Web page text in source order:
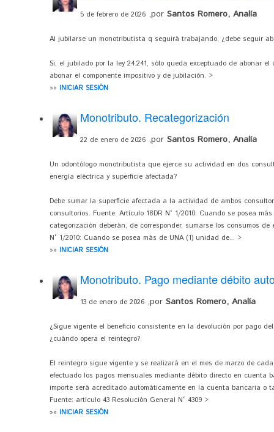
5 de febrero de 2026 ,por Santos Romero, Analía
Al jubilarse un monotributista q seguirá trabajando, ¿debe seguir
Si, el jubilado por la ley 24.241, sólo queda exceptuado de abonar
abonar el componente impositivo y de jubilación. >
»» INICIAR SESIÓN
Monotributo. Recategorización
22 de enero de 2026 ,por Santos Romero, Analía
Un odontólogo monotributista que ejerce su actividad en dos
energía eléctrica y superficie afectada?
Debe sumar la superficie afectada a la actividad de ambos
consultorios. Fuente: Artículo 18DR N° 1/2010: Cuando se posea
categorización deberán, de corresponder, sumarse los consumos
N° 1/2010: Cuando se posea más de UNA (1) unidad de... >
»» INICIAR SESIÓN
Monotributo. Pago mediante débito
13 de enero de 2026 ,por Santos Romero, Analía
¿Sigue vigente el beneficio consistente en la devolución por pago
¿cuándo opera el reintegro?
El reintegro sigue vigente y se realizará en el mes de marzo de
efectuado los pagos mensuales mediante débito directo en
importe será acreditado automáticamente en la cuenta bancaria o
Fuente: artículo 43 Resolución General N° 4309 >
»» INICIAR SESIÓN